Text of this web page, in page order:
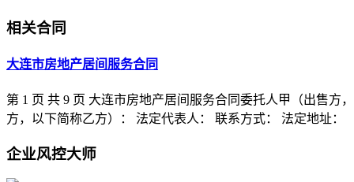
相关合同
大连市房地产居间服务合同
第 1 页 共 9 页 大连市房地产居间服务合同委托人甲（出售方
方，以下简称乙方）： 法定代表人： 联系方式： 法定地址：
企业风控大师